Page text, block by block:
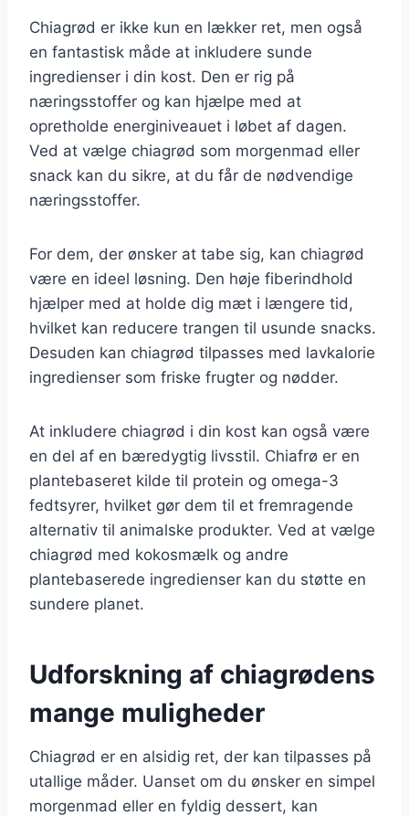
Chiagrød er ikke kun en lækker ret, men også
en fantastisk måde at inkludere sunde
ingredienser i din kost. Den er rig på
næringsstoffer og kan hjælpe med at
opretholde energiniveauet i løbet af dagen.
Ved at vælge chiagrød som morgenmad eller
snack kan du sikre, at du får de nødvendige
næringsstoffer.
For dem, der ønsker at tabe sig, kan chiagrød
være en ideel løsning. Den høje fiberindhold
hjælper med at holde dig mæt i længere tid,
hvilket kan reducere trangen til usunde snacks.
Desuden kan chiagrød tilpasses med lavkalorie
ingredienser som friske frugter og nødder.
At inkludere chiagrød i din kost kan også være
en del af en bæredygtig livsstil. Chiafrø er en
plantebaseret kilde til protein og omega-3
fedtsyrer, hvilket gør dem til et fremragende
alternativ til animalske produkter. Ved at vælge
chiagrød med kokosmælk og andre
plantebaserede ingredienser kan du støtte en
sundere planet.
Udforskning af chiagrødens
mange muligheder
Chiagrød er en alsidig ret, der kan tilpasses på
utallige måder. Uanset om du ønsker en simpel
morgenmad eller en fyldig dessert, kan